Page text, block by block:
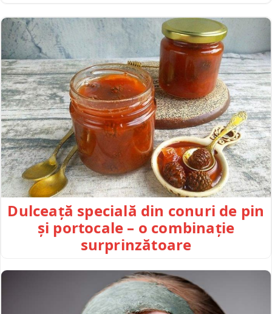
Dulceață specială din conuri de pin
și portocale – o combinație
surprinzătoare